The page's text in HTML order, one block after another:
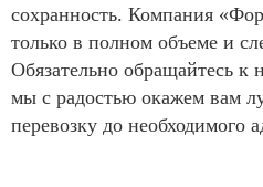
сохранность. Компания
только в полном объеме и
Обязательно обращайтесь к
мы с радостью окажем вам
перевозку до необходимого